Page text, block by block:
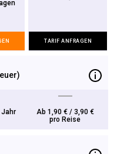
TARIF ANFRAGEN
Jahr
Ab 1,90 € / 3,90 €
pro Reise